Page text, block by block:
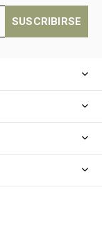
SUSCRIBIRSE